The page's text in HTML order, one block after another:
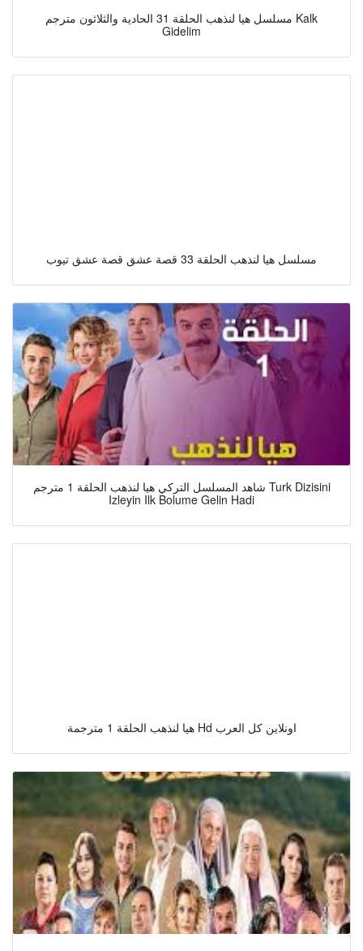
مسلسل هيا لنذهب الحلقة 31 الحادية والثلاثون مترجم Kalk
Gidelim
مسلسل هيا لنذهب الحلقة 33 قصة عشق قصة عشق تيوب
شاهد المسلسل التركي هيا لنذهب الحلقة 1 مترجم Turk Dizisini
Izleyin Ilk Bolume Gelin Hadi
هيا لنذهب الحلقة 1 مترجمة Hd اونلاين كل العرب